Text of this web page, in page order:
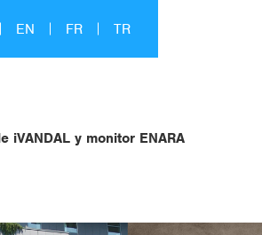
EN FR TR
y monitor ENARA